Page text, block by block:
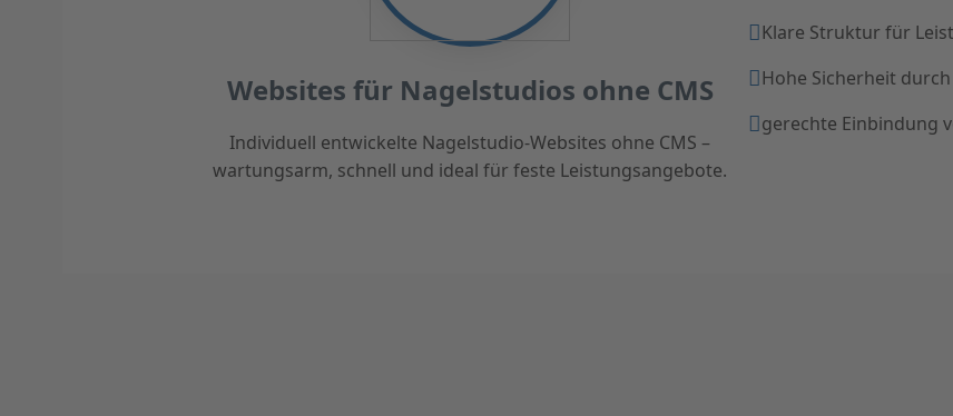
Websites für Nagelstudios ohne CMS
Individuell entwickelte Nagelstudio-Websites ohne CMS –
wartungsarm, schnell und ideal für feste Leistungsangebote.
Klare Struktur für
Hohe Sicherheit
gerechte Einbindung